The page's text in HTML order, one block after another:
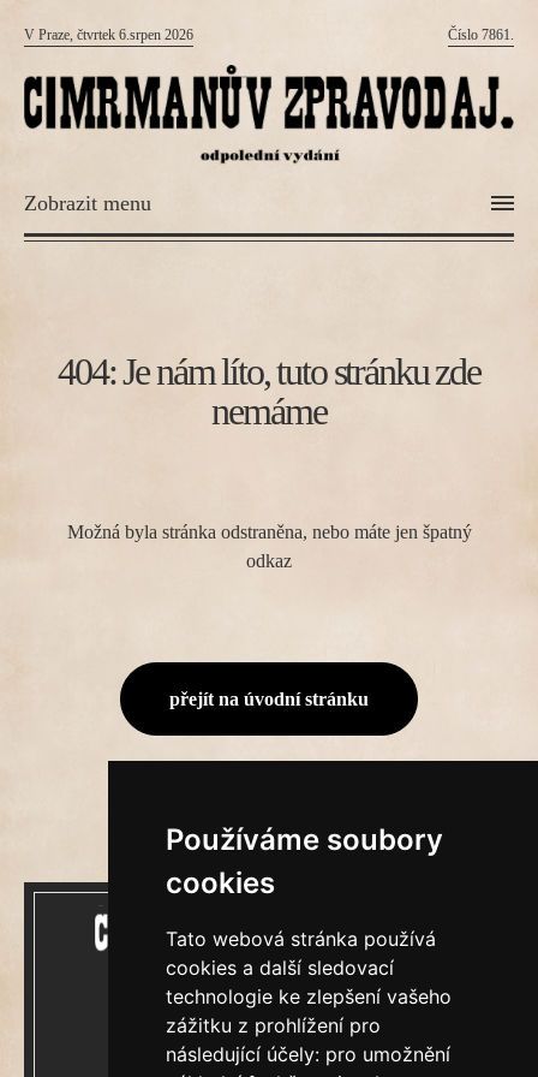
Používáme soubory
cookies
Tato webová stránka používá
cookies a další sledovací
technologie ke zlepšení vašeho
zážitku z prohlížení pro
následující účely: pro umožnění
V Praze, čtvrtek 6.srpen 2026 Číslo 7861.
Zobrazit menu
404: Je nám líto, tuto stránku zde
nemáme
Možná byla stránka odstraněna, nebo máte jen špatný
odkaz
přejít na úvodní stránku
Mecenášem Cimrmanova Zpravodaje je
společnost